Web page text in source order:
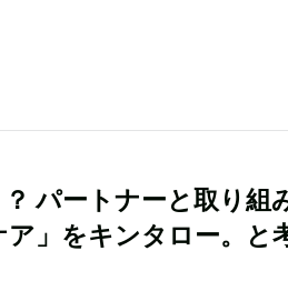
パートナーと取り組
ア」をキンタロー。と